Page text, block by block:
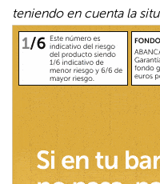
teniendo en cuenta la